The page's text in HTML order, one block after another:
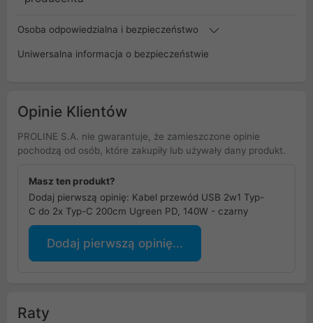
Osoba odpowiedzialna i bezpieczeństwo
Uniwersalna informacja o bezpieczeństwie
Opinie Klientów
PROLINE S.A. nie gwarantuje, że zamieszczone opinie
pochodzą od osób, które zakupiły lub używały dany produkt.
Masz ten produkt?
Dodaj pierwszą opinię: Kabel przewód USB 2w1 Typ-
C do 2x Typ-C 200cm Ugreen PD, 140W - czarny
Dodaj pierwszą opinię...
Raty